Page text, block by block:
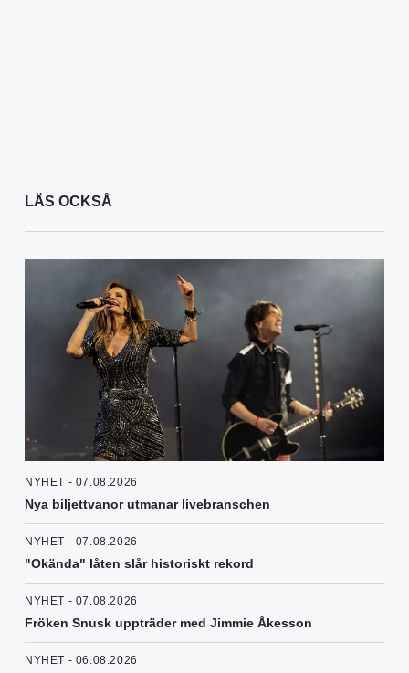
LÄS OCKSÅ
NYHET - 07.08.2026
Nya biljettvanor utmanar livebranschen
NYHET - 07.08.2026
"Okända" låten slår historiskt rekord
NYHET - 07.08.2026
Fröken Snusk uppträder med Jimmie Åkesson
NYHET - 06.08.2026